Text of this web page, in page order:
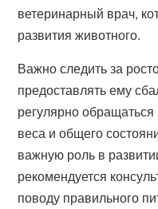
ветеринарный врач,
развития животного.
Важно следить за
предоставлять ему
регулярно обращаться
веса и общего
важную роль в
рекомендуется
поводу правильного